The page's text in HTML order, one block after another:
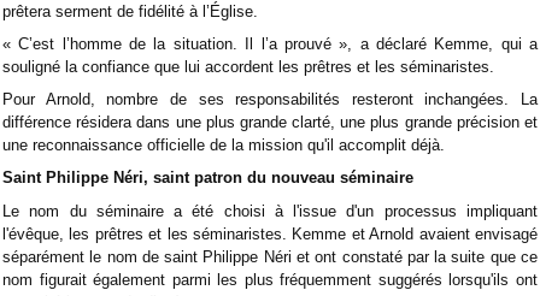
prêtera serment de fidélité à l’Église.
« C’est l’homme de la situation. Il l’a prouvé », a déclaré Kemme, qui a
souligné la confiance que lui accordent les prêtres et les séminaristes.
Pour Arnold, nombre de ses responsabilités resteront inchangées. La
différence résidera dans une plus grande clarté, une plus grande précision et
une reconnaissance officielle de la mission qu'il accomplit déjà.
Saint Philippe Néri, saint patron du nouveau séminaire
Le nom du séminaire a été choisi à l'issue d'un processus impliquant
l'évêque, les prêtres et les séminaristes. Kemme et Arnold avaient envisagé
séparément le nom de saint Philippe Néri et ont constaté par la suite que ce
nom figurait également parmi les plus fréquemment suggérés lorsqu'ils ont